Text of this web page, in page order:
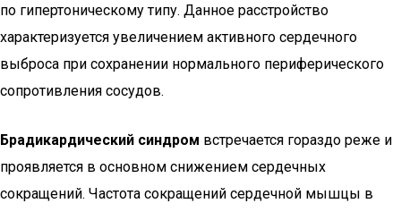
по гипертоническому типу. Данное расстройство
характеризуется увеличением активного сердечного
выброса при сохранении нормального периферического
сопротивления сосудов.
Брадикардический синдром встречается гораздо реже и
проявляется в основном снижением сердечных
сокращений. Частота сокращений сердечной мышцы в